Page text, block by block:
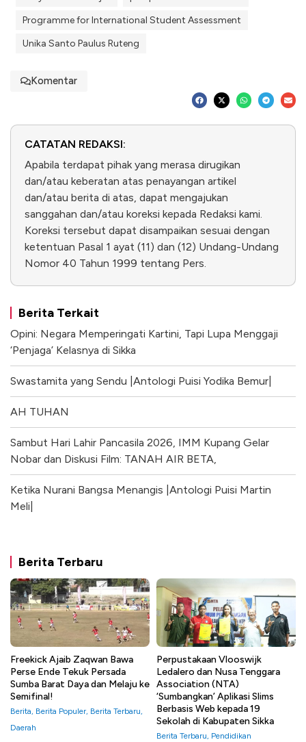
Programme for International Student Assessment
Unika Santo Paulus Ruteng
Komentar
CATATAN REDAKSI:
Apabila terdapat pihak yang merasa dirugikan
dan/atau keberatan atas penayangan artikel
dan/atau berita di atas, dapat mengajukan
sanggahan dan/atau koreksi kepada Redaksi kami.
Koreksi tersebut dapat disampaikan sesuai dengan
ketentuan Pasal 1 ayat (11) dan (12) Undang-Undang
Nomor 40 Tahun 1999 tentang Pers.
Berita Terkait
Opini: Negara Memperingati Kartini, Tapi Lupa Menggaji
‘Penjaga’ Kelasnya di Sikka
Swastamita yang Sendu |Antologi Puisi Yodika Bemur|
AH TUHAN
Sambut Hari Lahir Pancasila 2026, IMM Kupang Gelar
Nobar dan Diskusi Film: TANAH AIR BETA,
Ketika Nurani Bangsa Menangis |Antologi Puisi Martin
Meli|
Berita Terbaru
Freekick Ajaib Zaqwan Bawa
Perse Ende Tekuk Persada
Sumba Barat Daya dan Melaju ke
Semifinal!
Berita, Berita Populer, Berita Terbaru,
Daerah
Perpustakaan Vlooswijk
Ledalero dan Nusa Tenggara
Association (NTA)
‘Sumbangkan’ Aplikasi Slims
Berbasis Web kepada 19
Sekolah di Kabupaten Sikka
Berita Terbaru, Pendidikan